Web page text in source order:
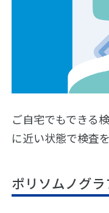
SAS
睡
眠
時
吸
症
ご自宅でもできる
に近い状態で検査
ポリソムノグ